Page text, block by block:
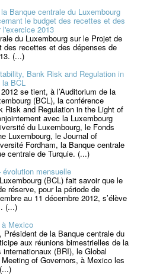
Banque centrale du Luxembourg
le budget des recettes et des
2013
du Luxembourg sur le Projet de
des recettes et des dépenses de
(...)
Bank Risk and Regulation in
BCL
se tient, à l’Auditorium de la
(BCL), la conférence
Risk and Regulation in the Light of
avec la Luxembourg
du Luxembourg, le Fonds
Luxembourg, le Journal of
Fordham, la Banque centrale
centrale de Turquie. (...)
mensuelle
(BCL) fait savoir que le
réserve, pour la période de
au 11 décembre 2012, s’élève
(...)
Mexico
de la Banque centrale du
aux réunions bimestrielles de la
(BRI), le Global
of Governors, à Mexico les